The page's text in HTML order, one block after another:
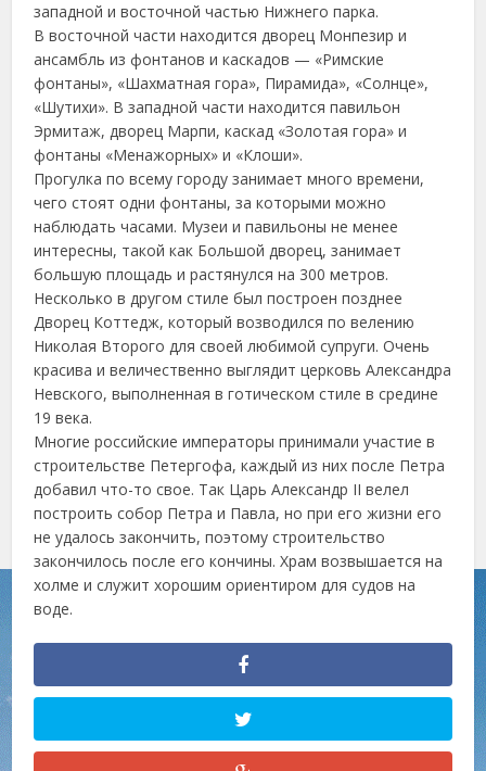
западной и восточной частью Нижнего парка.
В восточной части находится дворец Монпезир и
ансамбль из фонтанов и каскадов — «Римские
фонтаны», «Шахматная гора», Пирамида», «Солнце»,
«Шутихи». В западной части находится павильон
Эрмитаж, дворец Марпи, каскад «Золотая гора» и
фонтаны «Менажорных» и «Клоши».
Прогулка по всему городу занимает много времени,
чего стоят одни фонтаны, за которыми можно
наблюдать часами. Музеи и павильоны не менее
интересны, такой как Большой дворец, занимает
большую площадь и растянулся на 300 метров.
Несколько в другом стиле был построен позднее
Дворец Коттедж, который возводился по велению
Николая Второго для своей любимой супруги. Очень
красива и величественно выглядит церковь Александра
Невского, выполненная в готическом стиле в средине
19 века.
Многие российские императоры принимали участие в
строительстве Петергофа, каждый из них после Петра
добавил что-то свое. Так Царь Александр II велел
построить собор Петра и Павла, но при его жизни его
не удалось закончить, поэтому строительство
закончилось после его кончины. Храм возвышается на
холме и служит хорошим ориентиром для судов на
воде.